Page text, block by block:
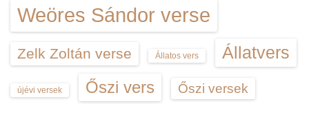
Weöres Sándor verse
Zelk Zoltán verse Állatos vers Állatvers
újévi versek Őszi vers Őszi versek